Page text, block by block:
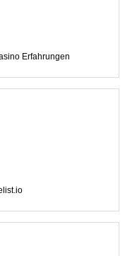
Erfahrungen